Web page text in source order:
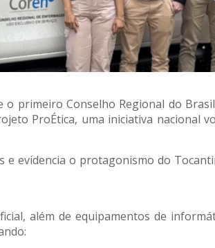
primeiro Conselho Regional do
ProÉtica, uma iniciativa nacional
evidencia o protagonismo do
além de equipamentos de